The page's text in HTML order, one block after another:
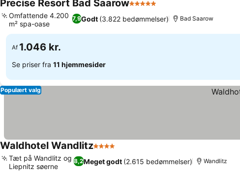
Precise Resort Bad Saarow5 Stjerner
7,9Godt (3.822 bedømmelser)
Omfattende 4.200
m² spa-oase
Bad Saarow
Af 1.046 kr.
Se priser fra 11 hjemmesider
Populært valg
Waldhotel Wandlitz4 Stjerner
8,2Meget godt (2.615 bedømmelser)
Tæt på Wandlitz og
Liepnitz søerne
Wandlitz